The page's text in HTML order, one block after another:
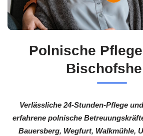
Polnische
Verlässliche 24-Stunden-Pflege
erfahrene polnische
Bauersberg, Wegfurt, Walkmühle,